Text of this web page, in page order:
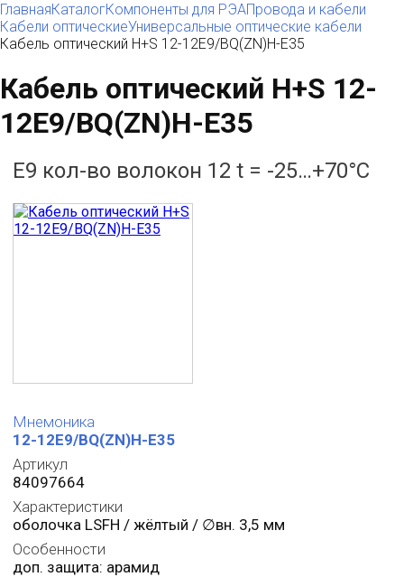
ГлавнаяКаталогКомпоненты для РЭАПровода и кабели
Кабели оптическиеУниверсальные оптические кабели
Кабель оптический H+S 12-12E9/BQ(ZN)H-E35
Кабель оптический H+S 12-
12E9/BQ(ZN)H-E35
E9 кол-во волокон 12 t = -25…+70°C
Мнемоника
12-12E9/BQ(ZN)H-E35
Артикул
84097664
Характеристики
оболочка LSFH / жёлтый / ∅вн. 3,5 мм
Особенности
доп. защита: арамид